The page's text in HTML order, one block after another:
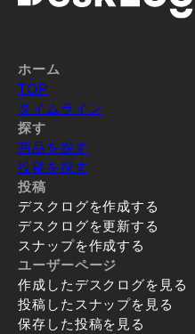
ホーム
TOP
タイムライン
探す
商品を探す
投稿を探す
投稿
デスクログを作成する
デスクログを更新する
スナップを作成する
ユーザーページ
作成したデスクログを見る
投稿したスナップを見る
保存した投稿を見る